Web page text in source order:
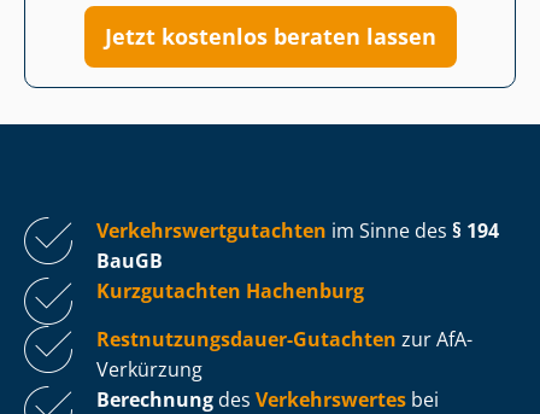
Jetzt kostenlos beraten lassen
Ver­kehrs­wert­gut­ach­ten im Sinne des § 194
BauGB
Kurzgutachten Hachenburg
Rest­nut­zungs­dau­er-Gutachten zur AfA-
Verkürzung
Berechnung des Verkehrswertes bei